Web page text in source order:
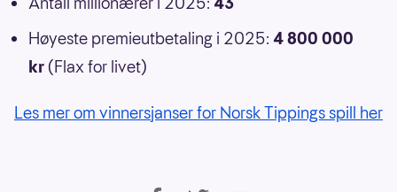
Høyeste premieutbetaling i 2025: 4 800 000
kr (Flax for livet)
Les mer om vinnersjanser for Norsk Tippings spill her